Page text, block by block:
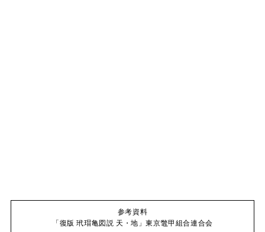
参考資料
「復版 玳瑁亀図説 天・地」東京鼈甲組合連合会